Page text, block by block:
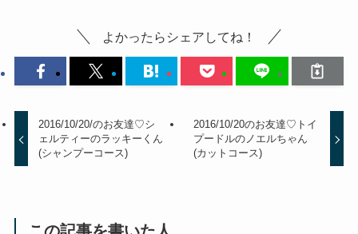
よかったらシェアしてね！
2016/10/20/のお友達♡シ
ェルティーのラッキーくん
(シャンプーコース)
2016/10/20のお友達♡トイ
プードルのノエルちゃん
(カットコース)
この記事を書いた人